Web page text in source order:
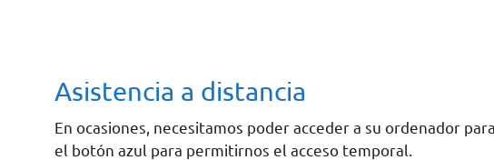
Asistencia a distancia
En ocasiones, necesitamos poder acceder a su ordenador
el botón azul para permitirnos el acceso temporal.